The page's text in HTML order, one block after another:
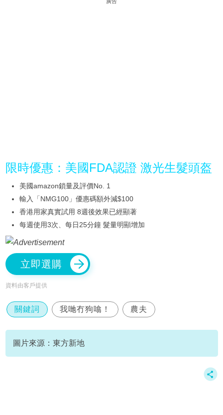
限時優惠：美國FDA認證 激光生髮頭盔
美國amazon鎖量及評價No. 1
輸入「NMG100」優惠碼額外減$100
香港用家真實試用 8週後效果已經顯著
每週使用3次、每日25分鐘 髮量明顯增加
立即選購
資料由客戶提供
關鍵詞 我哋冇狗噏！ 農夫
圖片來源：東方新地